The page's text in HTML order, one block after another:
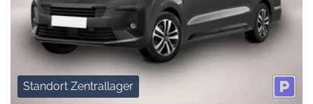
Standort Zentrallager